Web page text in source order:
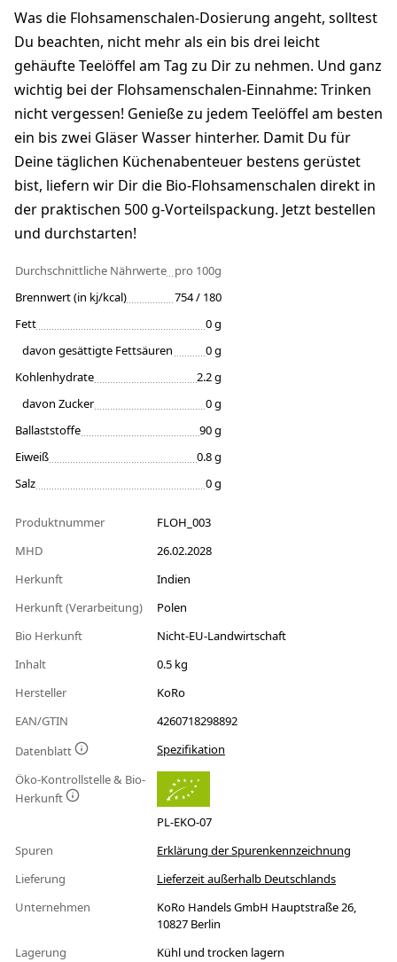
Was die Flohsamenschalen-Dosierung angeht, solltest
Du beachten, nicht mehr als ein bis drei leicht
gehäufte Teelöffel am Tag zu Dir zu nehmen. Und ganz
wichtig bei der Flohsamenschalen-Einnahme: Trinken
nicht vergessen! Genieße zu jedem Teelöffel am besten
ein bis zwei Gläser Wasser hinterher. Damit Du für
Deine täglichen Küchenabenteuer bestens gerüstet
bist, liefern wir Dir die Bio-Flohsamenschalen direkt in
der praktischen 500 g-Vorteilspackung. Jetzt bestellen
und durchstarten!
Durchschnittliche Nährwerte pro 100g
Brennwert (in kj/kcal)
754 / 180
Fett
0 g
davon gesättigte Fettsäuren
0 g
Kohlenhydrate
2.2 g
davon Zucker
0 g
Ballaststoffe
90 g
Eiweiß
0.8 g
Salz
0 g
Produktnummer
FLOH_003
MHD
26.02.2028
Herkunft
Indien
Herkunft (Verarbeitung)
Polen
Bio Herkunft
Nicht-EU-Landwirtschaft
Inhalt
0.5 kg
Hersteller
KoRo
EAN/GTIN
4260718298892
Datenblatt
Spezifikation
Öko-Kontrollstelle & Bio-
Herkunft
PL-EKO-07
Spuren
Erklärung der Spurenkennzeichnung
Lieferung
Lieferzeit außerhalb Deutschlands
Unternehmen
KoRo Handels GmbH Hauptstraße 26,
10827 Berlin
Lagerung
Kühl und trocken lagern